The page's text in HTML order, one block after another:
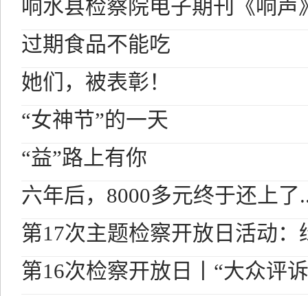
响水县检察院电子期刊《响声
过期食品不能吃
她们，被表彰！
“女神节”的一天
“益”路上有你
六年后，8000多元终于还上了
第17次主题检察开放日活动：
第16次检察开放日丨“大众评